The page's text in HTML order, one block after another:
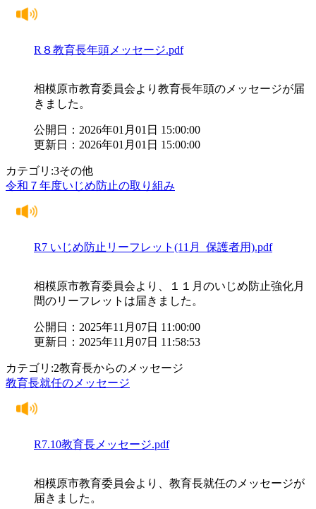
R８教育長年頭メッセージ.pdf
相模原市教育委員会より教育長年頭のメッセージが届
きました。
公開日：2026年01月01日 15:00:00
更新日：2026年01月01日 15:00:00
カテゴリ:3その他
令和７年度いじめ防止の取り組み
R7 いじめ防止リーフレット(11月_保護者用).pdf
相模原市教育委員会より、１１月のいじめ防止強化月
間のリーフレットは届きました。
公開日：2025年11月07日 11:00:00
更新日：2025年11月07日 11:58:53
カテゴリ:2教育長からのメッセージ
教育長就任のメッセージ
R7.10教育長メッセージ.pdf
相模原市教育委員会より、教育長就任のメッセージが
届きました。